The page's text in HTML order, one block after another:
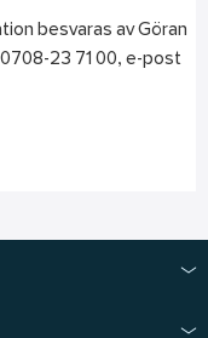
besvaras av Göran
23 71 00, e-post